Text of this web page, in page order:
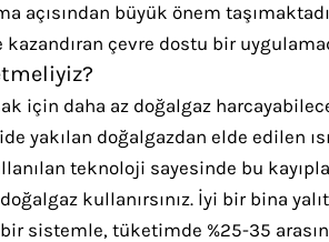
açısından büyük önem
çevre dostu bir
için daha az doğalgaz
yakılan doğalgazdan elde edilen
teknoloji sayesinde bu
kullanırsınız. İyi bir bina
sistemle, tüketimde %25-35